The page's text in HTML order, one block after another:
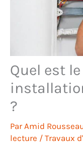
Quel est
?
ParAmid
lecture / Travaux